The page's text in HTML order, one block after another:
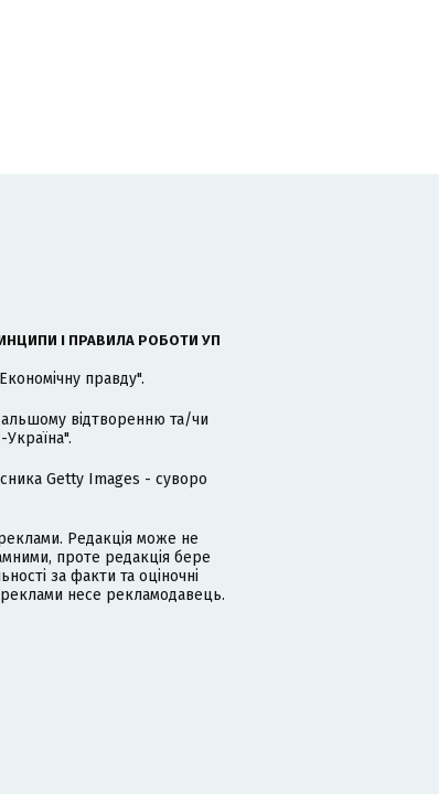
І ПРАВИЛА РОБОТИ УП
правду".
відтворенню та/чи
Getty Images - суворо
Редакція може не
проте редакція бере
за факти та оціночні
реклами несе рекламодавець.